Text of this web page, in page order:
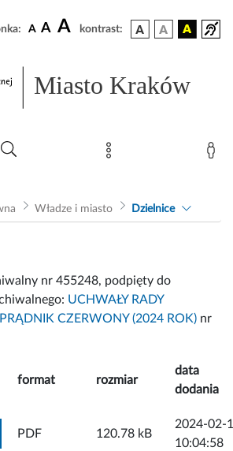
A A A kontrast:
Miasto Kraków
Władze i miasto Dzielnice
nr 455248, podpięty do
UCHWAŁY RADY
CZERWONY (2024 ROK) nr
format rozmiar
data
dodania
ZAŁĄCZNIK
PDF 120.78 kB
2024-02-
10:04:58